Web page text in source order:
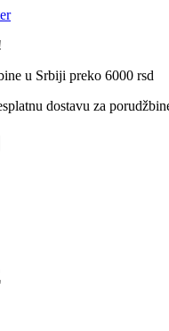
u Srbiji preko 6000 rsd
dostavu za